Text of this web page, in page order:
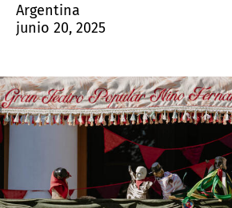
configuración. Lo que en Italia
una máquina pre-
pantallas, en Buenos Aires
más íntimo y austero.
Argentina
junio 20, 2025